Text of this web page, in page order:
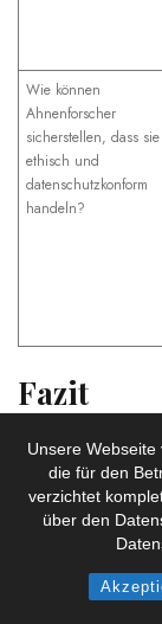
Unsere Webseite
die für den
verzichtet
über den
Wie können
Ahnenforscher
sicherstellen, dass sie
ethisch und
datenschutzkonform
handeln?
Fazit
DNA-
für die
Probanden